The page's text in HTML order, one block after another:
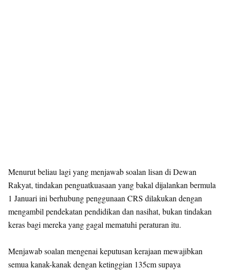
Menurut beliau lagi yang menjawab soalan lisan di Dewan
Rakyat, tindakan penguatkuasaan yang bakal dijalankan bermula
1 Januari ini berhubung penggunaan CRS dilakukan dengan
mengambil pendekatan pendidikan dan nasihat, bukan tindakan
keras bagi mereka yang gagal mematuhi peraturan itu.
Menjawab soalan mengenai keputusan kerajaan mewajibkan
semua kanak-kanak dengan ketinggian 135cm supaya